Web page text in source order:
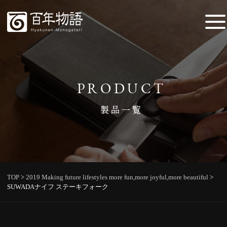
PRODUCT
製品一覧
TOP >2019 Making future lifestyles more fun,more joyful,more beautiful >
SUWADAナイフ ステーキフォーク